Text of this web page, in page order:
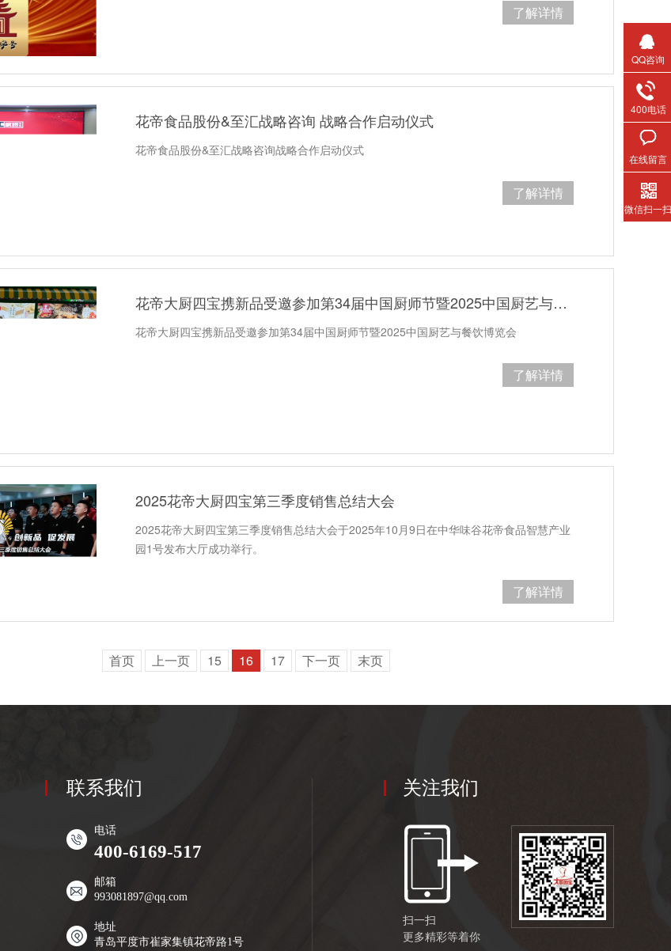
了解详情
花帝食品股份&至汇战略咨询 战略合作启动仪式
花帝食品股份&至汇战略咨询战略合作启动仪式
了解详情
花帝大厨四宝携新品受邀参加第34届中国厨师节暨2025中国厨艺与餐饮博览会
花帝大厨四宝携新品受邀参加第34届中国厨师节暨2025中国厨艺与餐饮博览会
了解详情
2025花帝大厨四宝第三季度销售总结大会
2025花帝大厨四宝第三季度销售总结大会于2025年10月9日在中华味谷花帝食品智慧产业
园1号发布大厅成功举行。
了解详情
首页 上一页 15 16 17 下一页 末页
联系我们
电话
400-6169-517
邮箱
993081897@qq.com
地址
青岛平度市崔家集镇花帝路1号
关注我们
扫一扫
更多精彩等着你
QQ咨询
400电话
在线留言
微信扫一扫